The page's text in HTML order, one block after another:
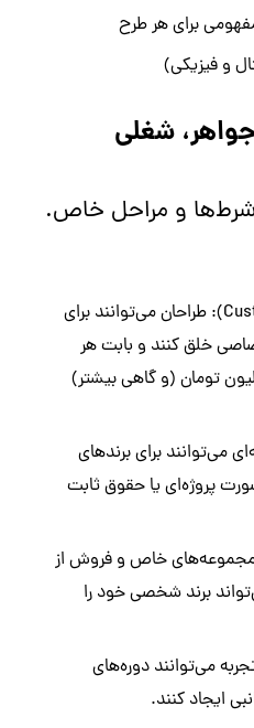
برای هر طرح
و فیزیکی)
شغلی
شرط‌ها و مراحل خاص.
طراحی سفارشی (Custom Design): طراحان می‌توانند برای
خلق کنند و بابت هر
بین ۵ تا ۲۰ میلیون تومان (و گاهی بیشتر)
می‌توانند برای برندهای
پروژه‌ای یا حقوق ثابت
خاص و فروش از
برند شخصی خود را
می‌توانند دوره‌های
ایجاد کنند.